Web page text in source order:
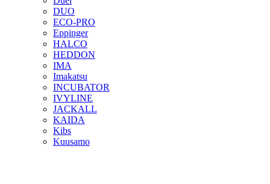
DUO
ECO-PRO
Eppinger
HALCO
HEDDON
IMA
Imakatsu
INCUBATOR
IVYLINE
JACKALL
KAIDA
Kibs
Kuusamo